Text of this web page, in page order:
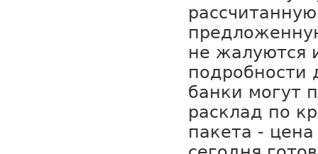
не жалуются
подробности
банки могут
расклад по
пакета -